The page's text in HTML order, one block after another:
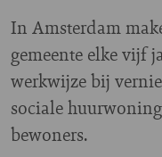
In Amsterdam
gemeente elke vijf
werkwijze bij
sociale
bewoners.